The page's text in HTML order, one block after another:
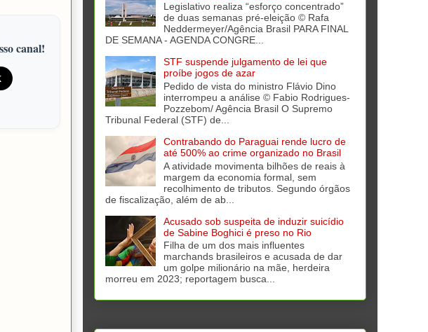
canal!
Legislativo realiza “esforço concentrado”
de duas semanas pré-eleição © Rafa
Neddermeyer/Agência Brasil PARA FINAL
DE SEMANA - AGENDA CONGRE...
STF suspende julgamento de lei que
proíbe jogos de azar
Pedido de vista do ministro Flávio Dino
interrompeu a análise © Fabio Rodrigues-
Pozzebom/ Agência Brasil O Supremo
Tribunal Federal (STF) de...
Contrabando do Paraguai rende lucro de
até 500% ao crime organizado no Brasil
A atividade movimenta bilhões de reais à
margem da economia formal, sem
recolhimento de tributos. Segundo órgãos
de fiscalização, além de ab...
Acusado sob suspeita de induzir suicídio
de Sabine Boghici é preso no Rio
Filha de um dos mais influentes
marchands brasileiros e acusada de dar
um golpe milionário na mãe, herdeira
morreu em 2023; reportagem busca...